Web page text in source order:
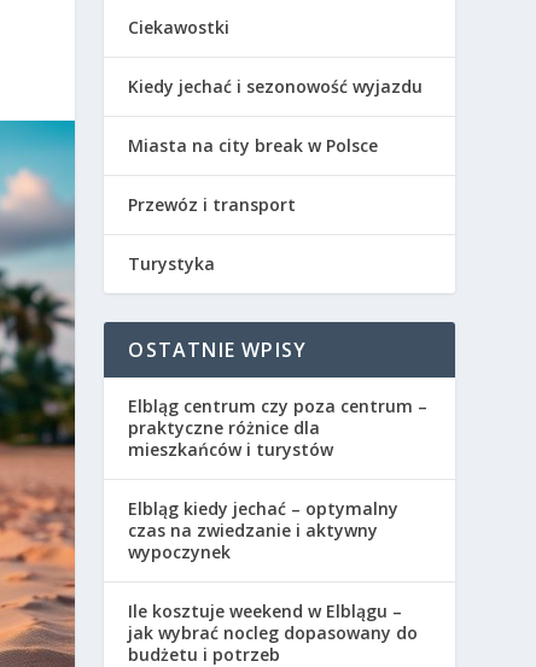
Ciekawostki
Kiedy jechać i sezonowość wyjazdu
Miasta na city break w Polsce
Przewóz i transport
Turystyka
OSTATNIE WPISY
Elbląg centrum czy poza centrum –
praktyczne różnice dla
mieszkańców i turystów
Elbląg kiedy jechać – optymalny
czas na zwiedzanie i aktywny
wypoczynek
Ile kosztuje weekend w Elblągu –
jak wybrać nocleg dopasowany do
budżetu i potrzeb